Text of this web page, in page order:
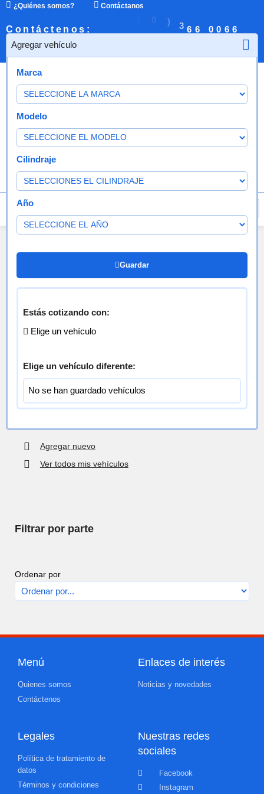
¿Quiénes somos? Contáctanos
Contáctenos:
0 ) 3
6
6 0 0 6 6
Contáctanos
Agregar vehículo
Agregar vehículo
Marca
Modelo
Cilindraje
Año
Guardar
Estás cotizando con:
Elige un vehículo
Elige un vehículo diferente:
No se han guardado vehículos
Tapa Distribuidor
Inicio/Partes eléctricas/ Tapa Distribuidor
Selecciona tu vehículo
Vehículo actual
Agregar nuevo
Ver todos mis vehículos
Filtrar por parte
Ordenar por
Menú
Quienes somos
Contáctenos
Enlaces de interés
Noticias y novedades
Legales
Política de tratamiento de
datos
Términos y condiciones
Nuestras redes
sociales
Facebook
Instagram